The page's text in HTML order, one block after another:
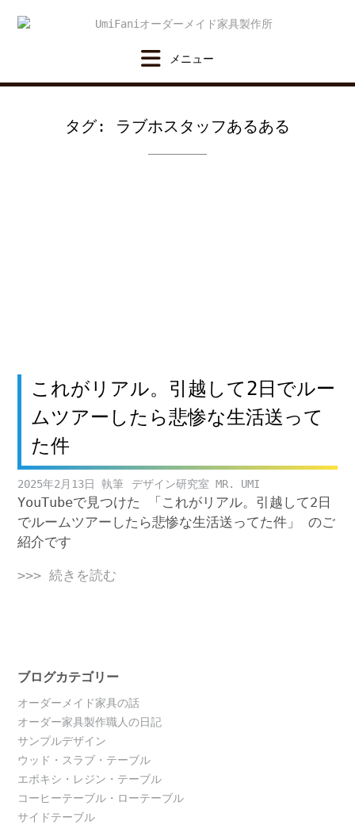
タグ: ラブホスタッフあるある
これがリアル。引越して2日でルー
ムツアーしたら悲惨な生活送って
た件
2025年2月13日 デザイン研究室 MR. UMI
YouTubeで見つけた 「これがリアル。引越して2日
でルームツアーしたら悲惨な生活送ってた件」 のご
紹介です
>>> 続きを読む
ブログカテゴリー
オーダーメイド家具の話
オーダー家具製作職人の日記
サンプルデザイン
ウッド・スラブ・テーブル
エポキシ・レジン・テーブル
コーヒーテーブル・ローテーブル
サイドテーブル